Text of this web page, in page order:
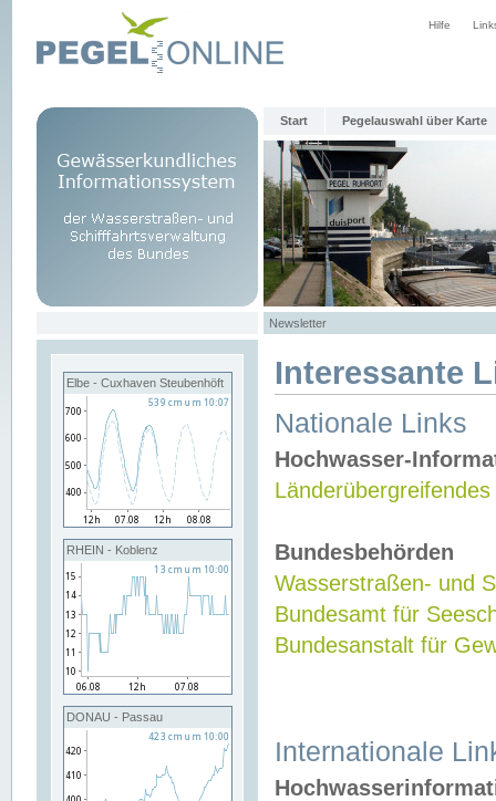
Hilfe
Start Pegelauswahl über Karte
Newsletter
Elbe - Cuxhaven Steubenhöft
RHEIN - Koblenz
DONAU - Passau
Interessante
Nationale Links
Hochwasser-
Bundesbehörden
Wasserstraßen- und
Bundesamt für
Bundesanstalt für
Internationale